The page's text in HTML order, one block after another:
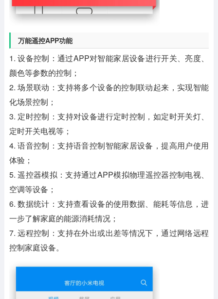
万能遥控APP功能
1. 设备控制：通过APP对智能家居设备进行开关、亮度、
颜色等参数的控制；
2. 场景联动：支持将多个设备的控制联动起来，实现智能
化场景控制；
3. 定时控制：支持对设备进行定时控制，如定时开关灯、
定时开关电视等；
4. 语音控制：支持语音控制智能家居设备，提高用户使用
体验；
5. 遥控器模拟：支持通过APP模拟物理遥控器控制电视、
空调等设备；
6. 数据统计：支持查看设备的使用数据、能耗等信息，进
一步了解家庭的能源消耗情况；
7. 远程控制：支持在外出或出差等情况下，通过网络远程
控制家庭设备。